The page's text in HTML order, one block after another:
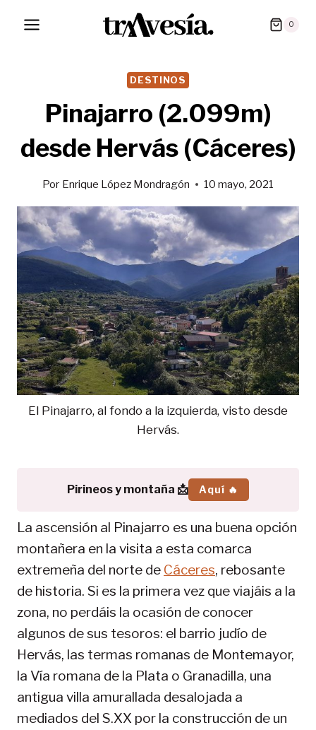
0
DESTINOS
Pinajarro (2.099m)
desde Hervás (Cáceres)
Por Enrique López Mondragón 10 mayo, 2021
El Pinajarro, al fondo a la izquierda, visto desde
Hervás.
Pirineos y montaña 📩 Aquí 🔥
La ascensión al Pinajarro es una buena opción
montañera en la visita a esta comarca
extremeña del norte de Cáceres, rebosante
de historia. Si es la primera vez que viajáis a la
zona, no perdáis la ocasión de conocer
algunos de sus tesoros: el barrio judío de
Hervás, las termas romanas de Montemayor,
la Vía romana de la Plata o Granadilla, una
antigua villa amurallada desalojada a
mediados del S.XX por la construcción de un